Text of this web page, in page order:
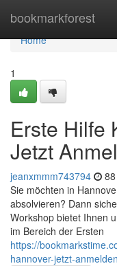
bookmarkforest
Home
Home
1
Erste Hilfe
Jetzt
jeanxmmm743794
Sie möchten in
absolvieren? Dann
Workshop bietet Ihnen
im Bereich der Ersten
https://
hannover-jetzt-anmelden